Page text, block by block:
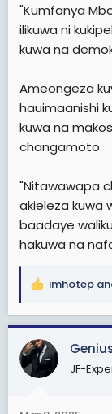
"Kumfanya
ilikuwa ni
kuwa na
Ameongeza
hauimaanishi
kuwa na
changamoto.
"Nitawawapa
akieleza kuwa
baadaye
hakuwa na
R
a
c
t
i
imhotep
JF-